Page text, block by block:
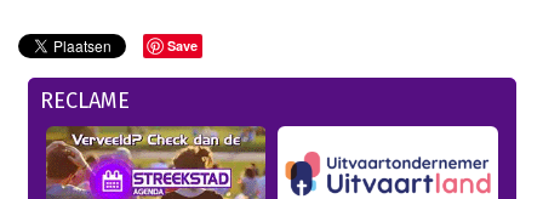
Save
RECLAME